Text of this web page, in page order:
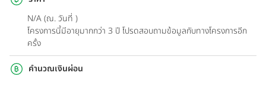
N/A (ณ. วันที่ )
โครงการนี้มีอายุมากกว่า 3 ปี โปรดสอบถามข้อมูลกับทางโครงการอีก
ครั้ง
คำนวณเงินผ่อน